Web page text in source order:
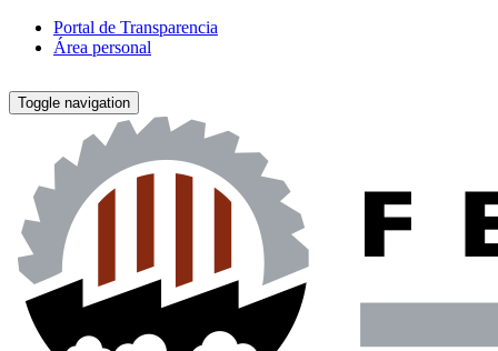
Portal de Transparencia
Área personal
Toggle navigation